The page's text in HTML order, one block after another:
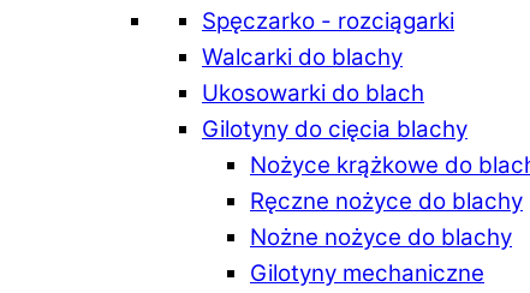
Spęczarko - rozciągarki
Walcarki do blachy
Ukosowarki do blach
Gilotyny do cięcia blachy
Nożyce krążkowe do
Ręczne nożyce do blachy
Nożne nożyce do blachy
Gilotyny mechaniczne